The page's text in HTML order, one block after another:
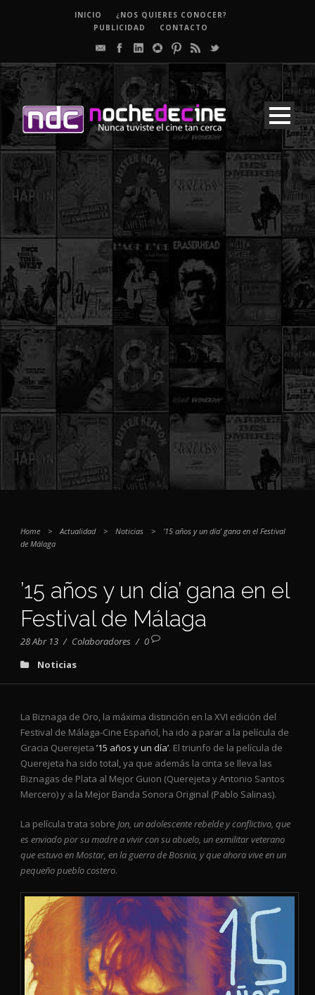
INICIO
¿NOS QUIERES CONOCER?
PUBLICIDAD
CONTACTO
Home > Actualidad > Noticias >
’15 años y un día’ gana en el Festival
de Málaga
’15 años y un día’ gana en el
Festival de Málaga
28 Abr 13 / Colaboradores / 0
Noticias
La Biznaga de Oro, la máxima distinción en la XVI edición del
Festival de Málaga-Cine Español, ha ido a parar a la película de
Gracia Querejeta ’15 años y un día’. El triunfo de la película de
Querejeta ha sido total, ya que además la cinta se lleva las
Biznagas de Plata al Mejor Guion (Querejeta y Antonio Santos
Mercero) y a la Mejor Banda Sonora Original (Pablo Salinas).
La película trata sobre Jon, un adolescente rebelde y conflictivo, que
es enviado por su madre a vivir con su abuelo, un exmilitar veterano
que estuvo en Mostar, en la guerra de Bosnia, y que ahora vive en un
pequeño pueblo costero.